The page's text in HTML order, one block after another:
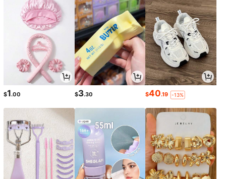
$1.00 $3.30 $40.19 -13%